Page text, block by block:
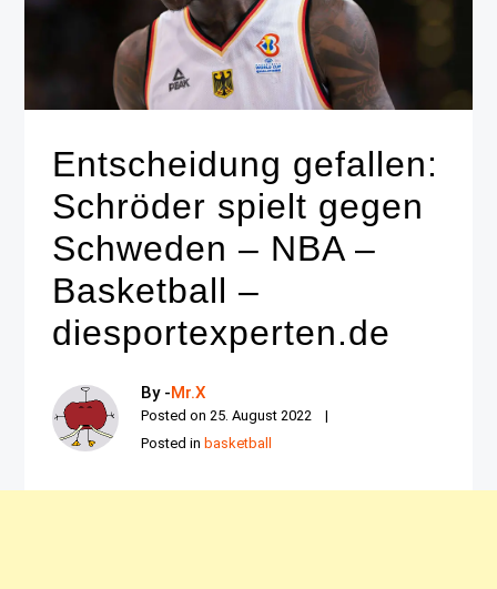
Entscheidung gefallen:
Schröder spielt gegen
Schweden – NBA –
Basketball –
diesportexperten.de
By -Mr.X
Posted on25. August 2022
Posted in basketball